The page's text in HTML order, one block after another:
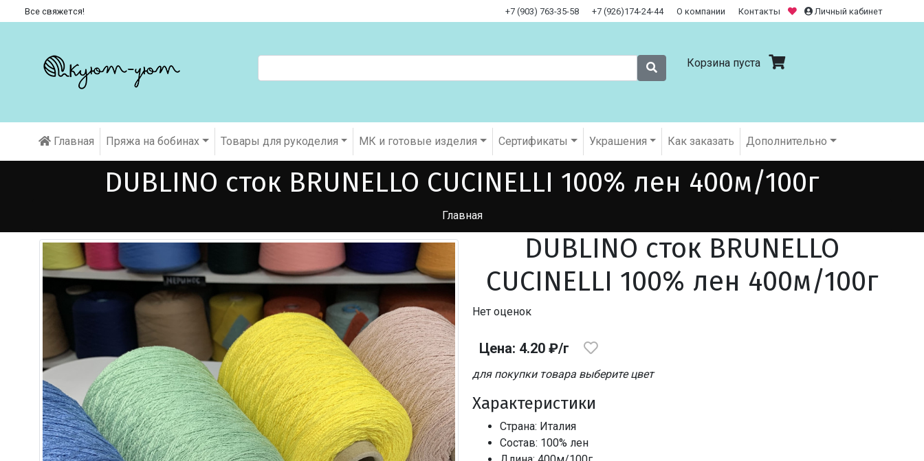
Все свяжется! +7 (903) 763-35-58 +7 (926)174-24-44 О компании Контакты Личный кабинет
Корзина пуста
Главная Пряжа на бобинах Товары для рукоделия МК и готовые изделия Cертификаты Украшения Как заказать Дополнительно
DUBLINO сток BRUNELLO CUCINELLI 100% лен 400м/100г
Главная
DUBLINO сток BRUNELLO
CUCINELLI 100% лен 400м/100г
Нет оценок
Цена: 4.20 ₽/г
для покупки товара выберите цвет
Характеристики
Страна: Италия
Состав: 100% лен